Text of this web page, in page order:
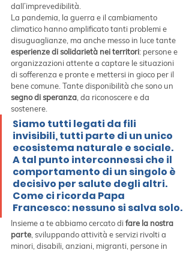
dall’imprevedibilità.
La pandemia, la guerra e il cambiamento
climatico hanno amplificato tanti problemi e
disuguaglianze, ma anche messo in luce tante
esperienze di solidarietà nei territori: persone e
organizzazioni attente a captare le situazioni
di sofferenza e pronte e mettersi in gioco per il
bene comune. Tante disponibilità che sono un
segno di speranza , da riconoscere e da
sostenere.
Siamo tutti legati da fili
invisibili, tutti parte di un unico
ecosistema naturale e sociale.
A tal punto interconnessi che il
comportamento di un singolo è
decisivo per salute degli altri.
Come ci ricorda Papa
Francesco: nessuno si salva solo.
Insieme a te abbiamo cercato di fare la nostra
parte , sviluppando attività e servizi rivolti a
minori, disabili, anziani, migranti, persone in